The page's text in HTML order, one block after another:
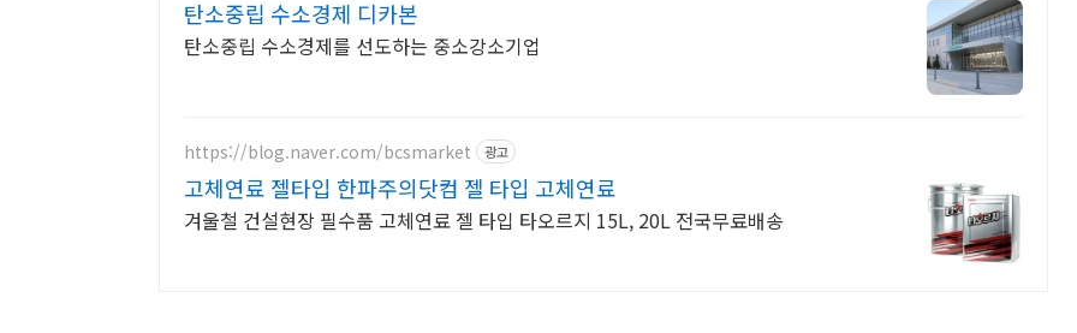
탄소중립 수소경제 디카본
탄소중립 수소경제를 선도하는 중소강소기업
https://blog.naver.com/bcsmarket 광고
고체연료 젤타입 한파주의닷컴 젤 타입 고체연료
겨울철 건설현장 필수품 고체연료 젤 타입 타오르지 15L, 20L 전국무료배송